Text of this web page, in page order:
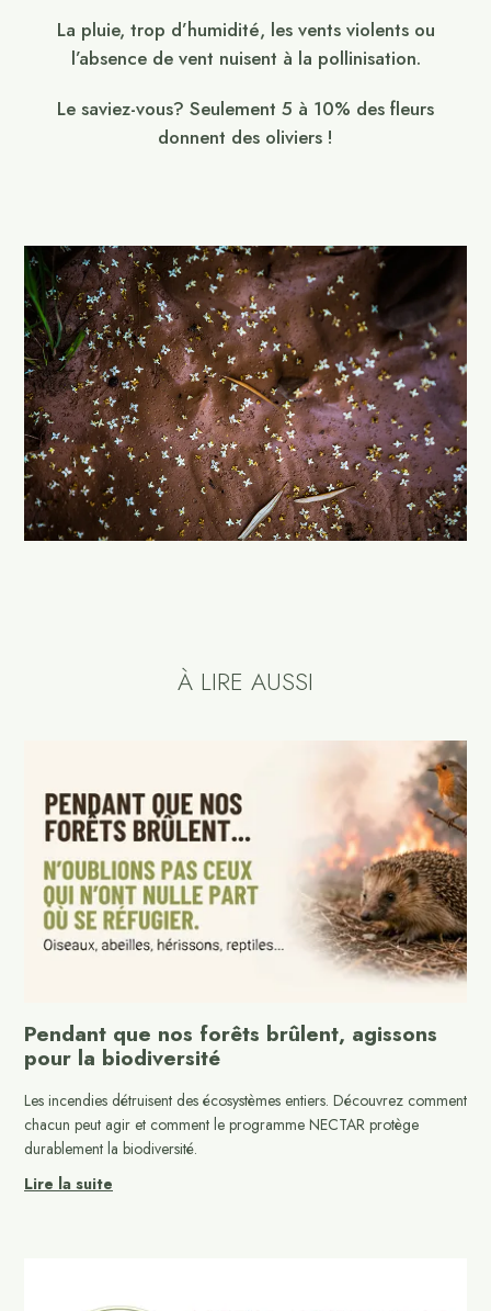
La pluie, trop d’humidité, les vents violents ou
l’absence de vent nuisent à la pollinisation.
Le saviez-vous? Seulement 5 à 10% des fleurs
donnent des oliviers !
À LIRE AUSSI
Pendant que nos forêts brûlent, agissons
pour la biodiversité
Les incendies détruisent des écosystèmes entiers. Découvrez comment
chacun peut agir et comment le programme NECTAR protège
durablement la biodiversité.
Lire la suite